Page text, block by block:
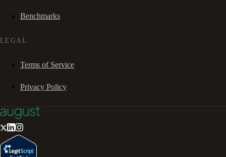
Benchmarks
LEGAL
Terms of Service
Privacy Policy